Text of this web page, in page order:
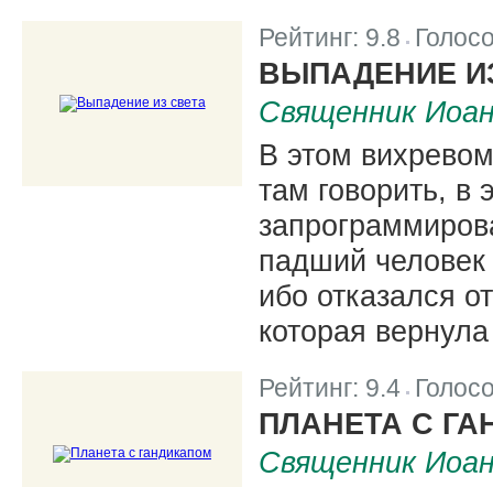
Рейтинг: 9.8
ВЫПАДЕНИЕ
Священник
В этом
там говорить, в
падший человек
ибо отказался
которая
Рейтинг: 9.4
ПЛАНЕТА С
Священник